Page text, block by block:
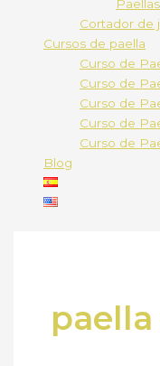
Cortador de
Cursos de paella
Curso de
Curso de
Curso de
Curso de
Curso de
Blog
paella